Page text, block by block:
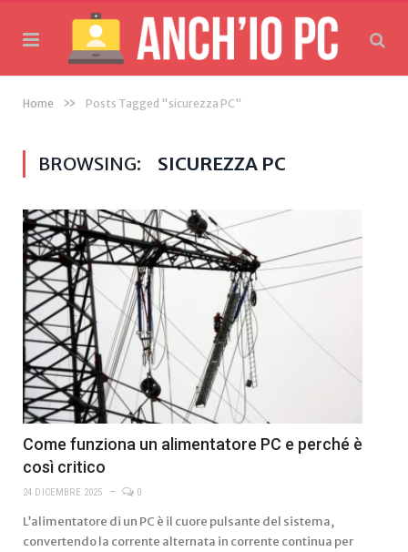
Home » Posts Tagged "sicurezza PC"
BROWSING: SICUREZZA PC
Come funziona un alimentatore PC e perché è
così critico
24 DICEMBRE 2025 0
L’alimentatore di un PC è il cuore pulsante del sistema,
convertendo la corrente alternata in corrente continua per